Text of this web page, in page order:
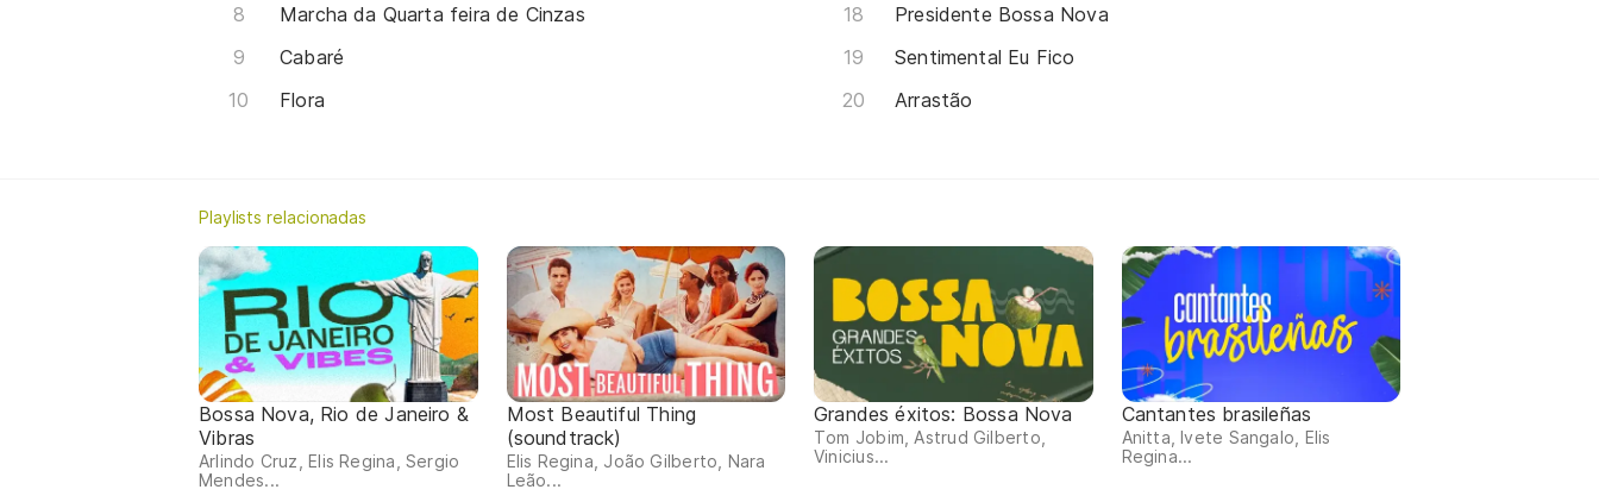
Marcha da Quarta feira de Cinzas
Cabaré
Flora
Presidente Bossa Nova
Sentimental Eu Fico
Arrastão
Playlists relacionadas
Bossa Nova, Rio de Janeiro &
Vibras
Arlindo Cruz, Elis Regina, Sergio
Mendes...
Most Beautiful Thing
(soundtrack)
Elis Regina, João Gilberto, Nara
Leão...
Grandes éxitos: Bossa Nova
Tom Jobim, Astrud Gilberto,
Vinicius...
Cantantes brasileñas
Anitta, Ivete Sangalo, Elis
Regina...